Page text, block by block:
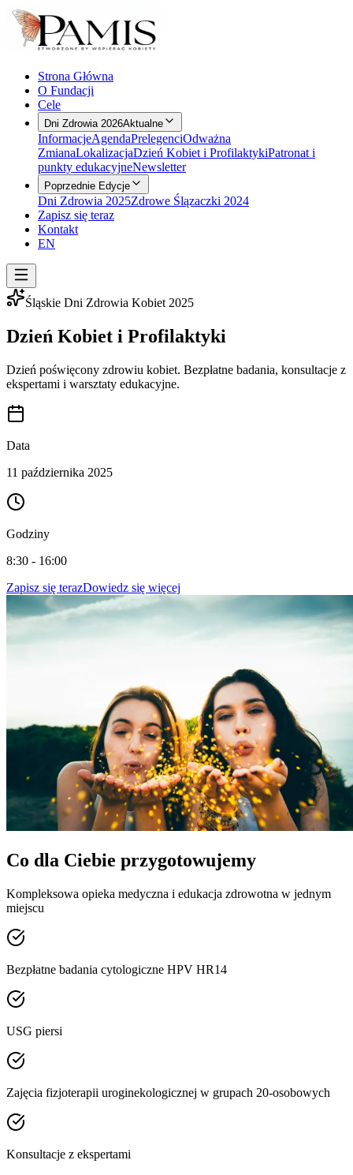
Strona Główna
O Fundacji
Cele
Dni Zdrowia 2026Aktualne
InformacjeAgendaPrelegenciOdważna
ZmianaLokalizacjaDzień Kobiet i ProfilaktykiPatronat i
punkty edukacyjneNewsletter
Poprzednie Edycje
Dni Zdrowia 2025Zdrowe Ślązaczki 2024
Zapisz się teraz
Kontakt
EN
Śląskie Dni Zdrowia Kobiet 2025
Dzień Kobiet i Profilaktyki
Dzień poświęcony zdrowiu kobiet. Bezpłatne badania, konsultacje z
ekspertami i warsztaty edukacyjne.
Data
11 października 2025
Godziny
8:30 - 16:00
Zapisz się terazDowiedz się więcej
Co dla Ciebie przygotowujemy
Kompleksowa opieka medyczna i edukacja zdrowotna w jednym
miejscu
Bezpłatne badania cytologiczne HPV HR14
USG piersi
Zajęcia fizjoterapii uroginekologicznej w grupach 20-osobowych
Konsultacje z ekspertami